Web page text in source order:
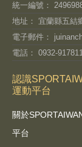
統一編號：
地址： 宜蘭縣五結
電子郵件：
電話： 0932-
認識
運動平台
關於
平台